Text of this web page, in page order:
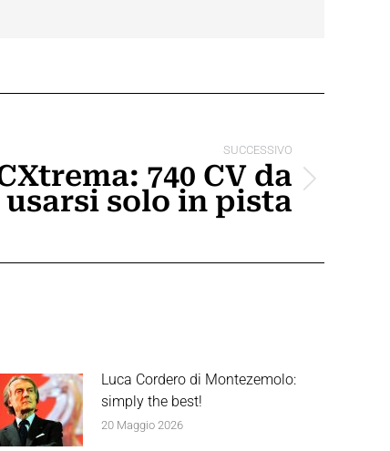
SUCCESSIVO
740 CV da
usarsi solo in pista
Luca Cordero di Montezemolo:
simply the best!
20 Maggio 2026